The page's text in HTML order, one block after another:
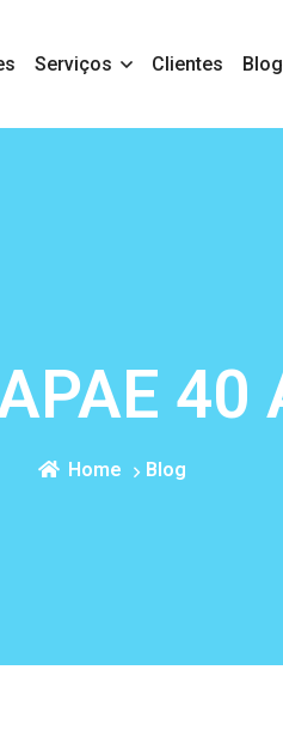
Serviços Clientes Blog
40
Home Blog